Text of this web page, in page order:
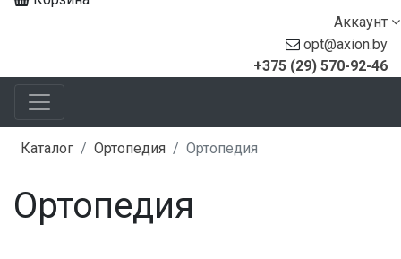
Аккаунт
opt@axion.by
+375 (29) 570-92-46
Каталог Ортопедия Ортопедия
Ортопедия